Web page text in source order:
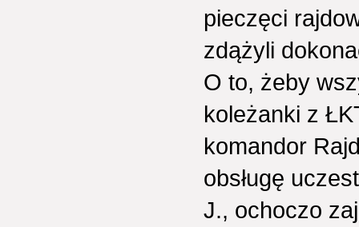
pieczęci
zdążyli
O to, żeby
koleżanki z
komandor
obsługę
J., ochoczo